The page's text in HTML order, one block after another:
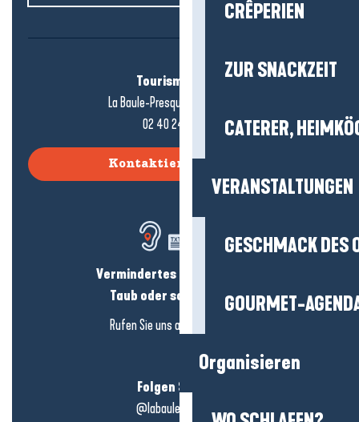
CRÊPERIEN
ZUR SNACKZEIT
CATERER,
VERANSTALTUNGEN
GESCHMACK DES
GOURMET-
Organisieren
Tourismusbüro
La Baule-Presqu'île de Guérande
02 40 24 34 44
Kontaktieren Sie uns
Vermindertes Hörvermögen?
Taub oder schwerhörig?
Rufen Sie uns an in
Folgen Sie uns!
@labauleguérande